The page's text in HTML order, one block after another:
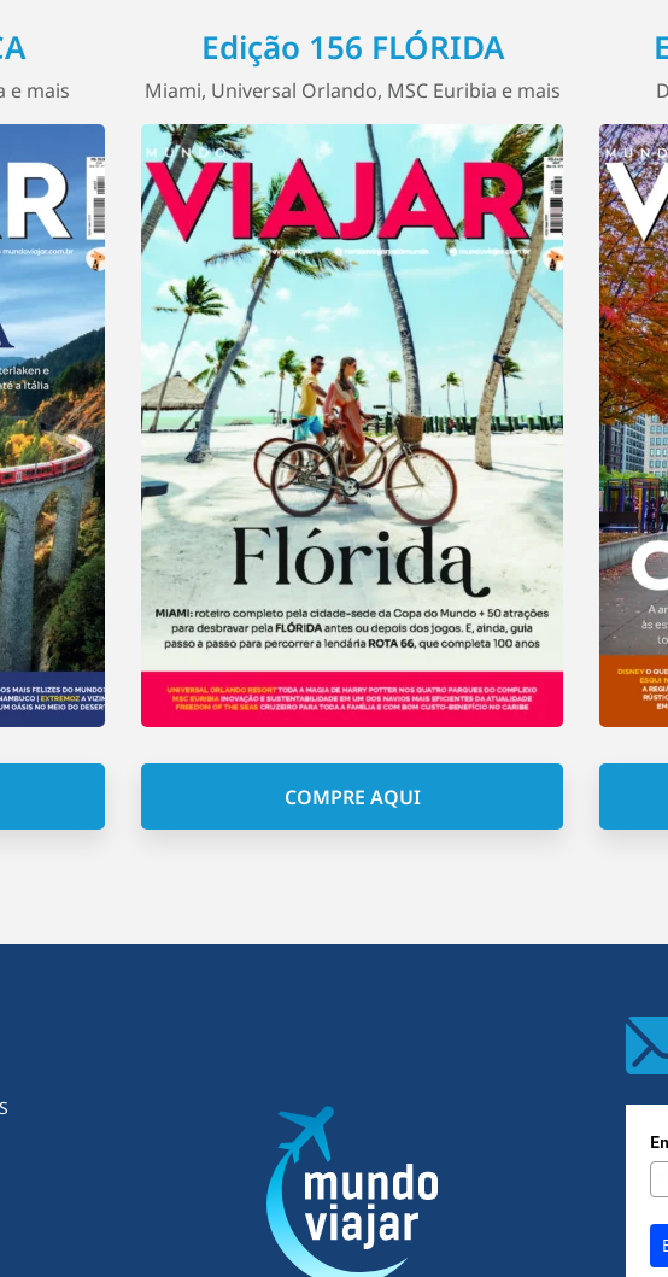
e mais
Edição 156 FLÓRIDA
Miami, Universal Orlando, MSC Euribia e mais
COMPRE AQUI